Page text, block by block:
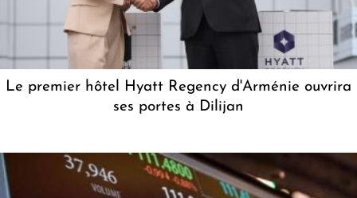
Le premier hôtel Hyatt Regency d'Arménie ouvrira
ses portes à Dilijan